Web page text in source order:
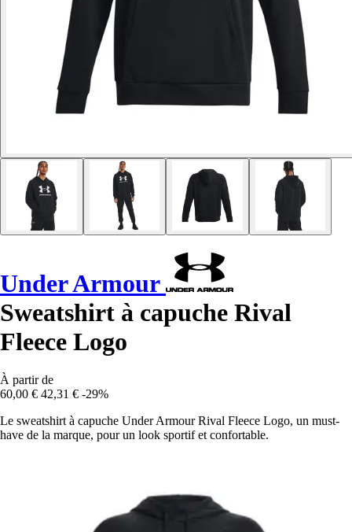
Under Armour
Sweatshirt à capuche Rival
Fleece Logo
À partir de
60,00 € 42,31 € -29%
Le sweatshirt à capuche Under Armour Rival Fleece Logo, un must-
have de la marque, pour un look sportif et confortable.